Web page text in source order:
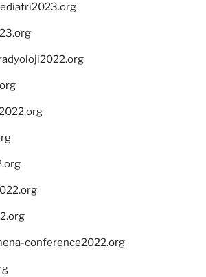
conference2022.org